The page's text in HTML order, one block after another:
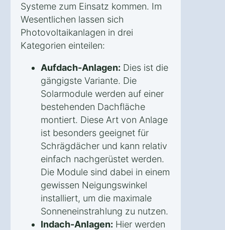
Systeme zum Einsatz kommen. Im
Wesentlichen lassen sich
Photovoltaikanlagen in drei
Kategorien einteilen:
Aufdach-Anlagen: Dies ist die
gängigste Variante. Die
Solarmodule werden auf einer
bestehenden Dachfläche
montiert. Diese Art von Anlage
ist besonders geeignet für
Schrägdächer und kann relativ
einfach nachgerüstet werden.
Die Module sind dabei in einem
gewissen Neigungswinkel
installiert, um die maximale
Sonneneinstrahlung zu nutzen.
Indach-Anlagen: Hier werden